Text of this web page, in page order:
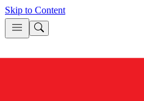
Skip to Content